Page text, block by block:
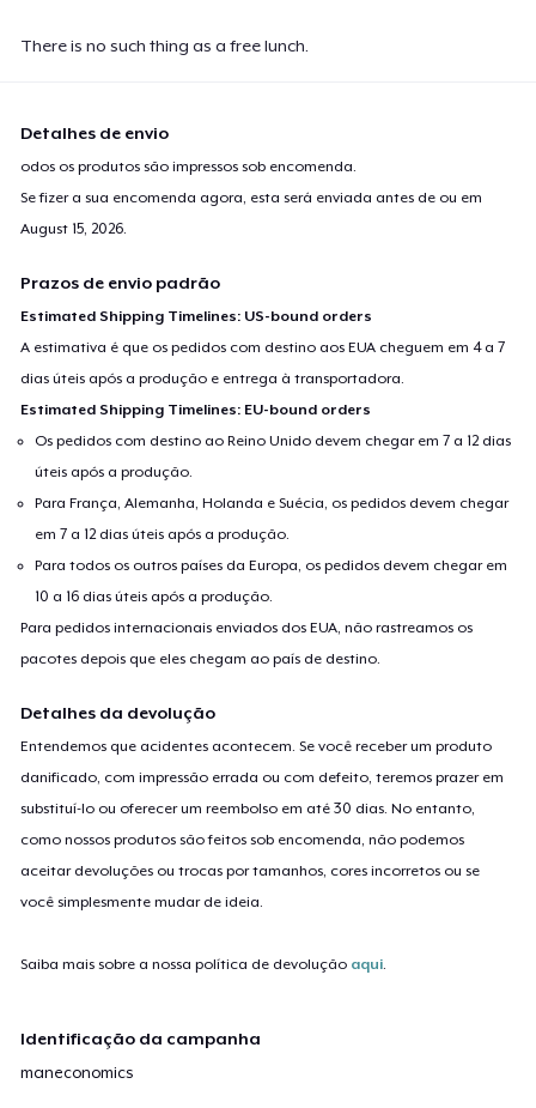
There is no such thing as a free lunch.
Detalhes de envio
odos os produtos são impressos sob encomenda.
Se fizer a sua encomenda agora, esta será enviada antes de ou em
August 15, 2026
Prazos de envio padrão
Estimated Shipping Timelines: US-bound orders
A estimativa é que os pedidos com destino aos EUA cheguem em 4 a 7
dias úteis após a produção e entrega à transportadora.
Estimated Shipping Timelines: EU-bound orders
Os pedidos com destino ao Reino Unido devem chegar em 7 a 12 dias
úteis após a produção.
Para França, Alemanha, Holanda e Suécia, os pedidos devem chegar
em 7 a 12 dias úteis após a produção.
Para todos os outros países da Europa, os pedidos devem chegar em
10 a 16 dias úteis após a produção.
Para pedidos internacionais enviados dos EUA, não rastreamos os
pacotes depois que eles chegam ao país de destino.
Detalhes da devolução
Entendemos que acidentes acontecem. Se você receber um produto
danificado, com impressão errada ou com defeito, teremos prazer em
substituí-lo ou oferecer um reembolso em até 30 dias. No entanto,
como nossos produtos são feitos sob encomenda, não podemos
aceitar devoluções ou trocas por tamanhos, cores incorretos ou se
você simplesmente mudar de ideia.
Saiba mais sobre a nossa política de devolução aqui
Identificação da campanha
maneconomics